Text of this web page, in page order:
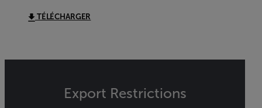
TÉLÉCHARGER
Export Restrictions